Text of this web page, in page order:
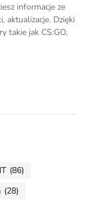
informacje ze
aktualizacje. Dzięki
takie jak CS:GO,
(86)
(28)